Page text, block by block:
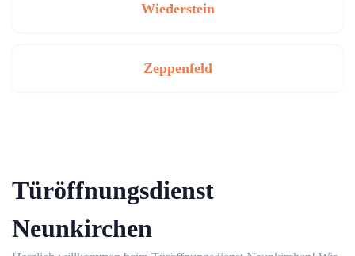
Wiederstein
Zeppenfeld
Türöffnungsdienst
Neunkirchen